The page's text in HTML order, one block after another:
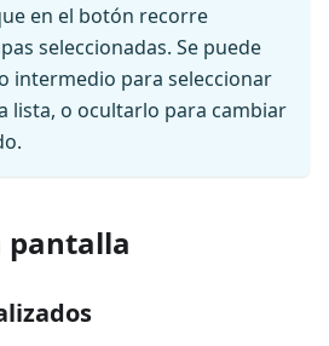
en el botón recorre
seleccionadas. Se puede
intermedio para seleccionar
lista, o ocultarlo para cambiar
pantalla